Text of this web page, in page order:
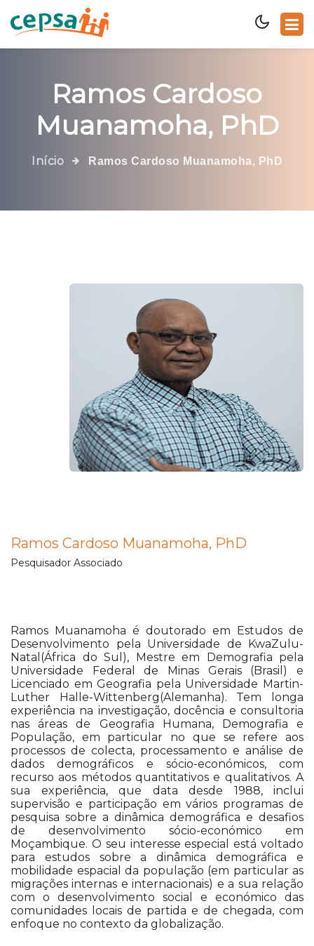
Ramos Cardoso
Muanamoha, PhD
Início Ramos Cardoso Muanamoha, PhD
Ramos Cardoso Muanamoha, PhD
Pesquisador Associado
Ramos Muanamoha é doutorado em Estudos de
Desenvolvimento pela Universidade de KwaZulu-
Natal(África do Sul), Mestre em Demografia pela
Universidade Federal de Minas Gerais (Brasil) e
Licenciado em Geografia pela Universidade Martin-
Luther Halle-Wittenberg(Alemanha). Tem longa
experiência na investigação, docência e consultoria
nas áreas de Geografia Humana, Demografia e
População, em particular no que se refere aos
processos de colecta, processamento e análise de
dados demográficos e sócio-económicos, com
recurso aos métodos quantitativos e qualitativos. A
sua experiência, que data desde 1988, inclui
supervisão e participação em vários programas de
pesquisa sobre a dinâmica demográfica e desafios
de desenvolvimento sócio-económico em
Moçambique. O seu interesse especial está voltado
para estudos sobre a dinâmica demográfica e
mobilidade espacial da população (em particular as
migrações internas e internacionais) e a sua relação
com o desenvolvimento social e económico das
comunidades locais de partida e de chegada, com
enfoque no contexto da globalização.